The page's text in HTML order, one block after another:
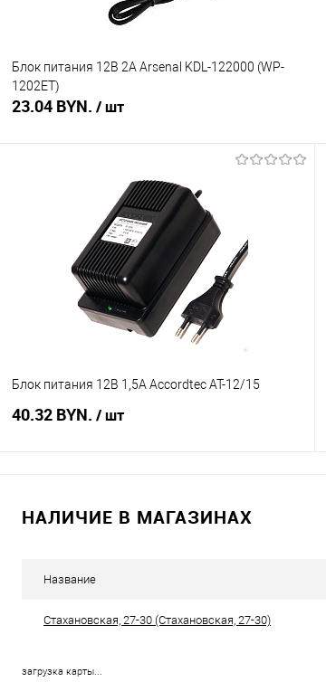
Блок питания 12В 2А Arsenal KDL-122000 (WP-
1202ET)
23.04 BYN. / шт
В корзину
Купить в 1 клик
Сравнение
В избранное
В наличии
Блок питания 12В 1,5А Accordtec АТ-12/15
40.32 BYN. / шт
НАЛИЧИЕ В МАГАЗИНАХ
Название
Стахановская, 27-30 (Стахановская, 27-30)
загрузка карты...